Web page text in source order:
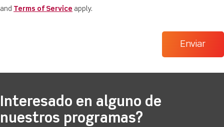
and Terms of Service apply.
Interesado en alguno de
nuestros programas?